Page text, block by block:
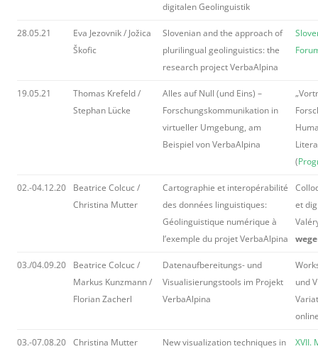
digitalen Geolinguistik
28.05.21
Eva Jezovnik / Jožica
Škofic
Slovenian and the approach of
plurilingual geolinguistics: the
research project VerbaAlpina
19.05.21
Thomas Krefeld /
Stephan Lücke
Alles auf Null (und Eins) –
Forschungskommunikation in
virtueller Umgebung, am
Beispiel von VerbaAlpina
(
02.-04.12.20
Beatrice Colcuc /
Christina Mutter
Cartographie et interopérabilité
des données linguistiques:
Géolinguistique numérique à
l’exemple du projet VerbaAlpina
et
03./04.09.20
Beatrice Colcuc /
Markus Kunzmann /
Florian Zacherl
Datenaufbereitungs- und
Visualisierungstools im Projekt
VerbaAlpina
und
03.-07.08.20 Christina Mutter
New visualization techniques in
XVII.